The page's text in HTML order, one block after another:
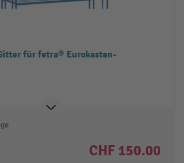
für fetra® Eurokasten-
CHF 150.00